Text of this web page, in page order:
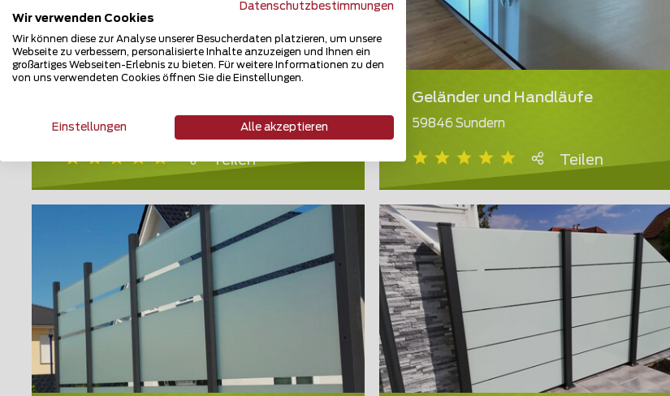
06849 Dessau-Rosslau
Teilen
Geländer und Handläufe
59846 Sundern
Teilen
Datenschutzbestimmungen
Wir verwenden Cookies
Wir können diese zur Analyse unserer Besucherdaten platzieren, um unsere
Webseite zu verbessern, personalisierte Inhalte anzuzeigen und Ihnen ein
großartiges Webseiten-Erlebnis zu bieten. Für weitere Informationen zu den
von uns verwendeten Cookies öffnen Sie die Einstellungen.
Einstellungen Alle akzeptieren